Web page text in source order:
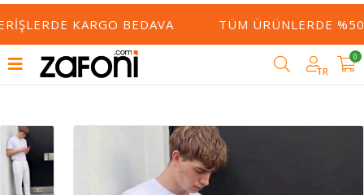
KARGO BEDAVA TÜM ÜRÜNLERDE
TR
0